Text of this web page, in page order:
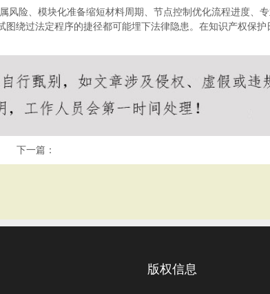
险、模块化准备缩短材料周期、节点控制优化流程进度、
绕过法定程序的捷径都可能埋下法律隐患。在知识产权保
下一篇：
版权信息